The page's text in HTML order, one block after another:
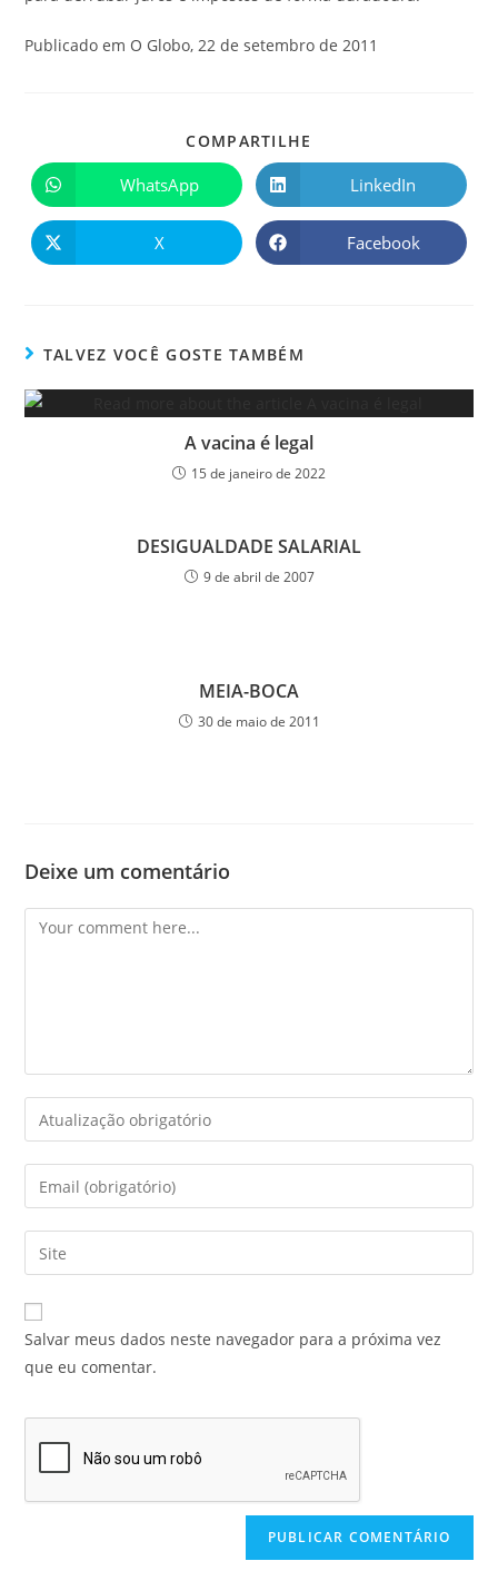
Publicado em O Globo, 22 de setembro de 2011
COMPARTILHE
WhatsApp LinkedIn
X Facebook
TALVEZ VOCÊ GOSTE TAMBÉM
A vacina é legal
15 de janeiro de 2022
DESIGUALDADE SALARIAL
9 de abril de 2007
MEIA-BOCA
30 de maio de 2011
Deixe um comentário
Salvar meus dados neste navegador para a próxima vez
que eu comentar.